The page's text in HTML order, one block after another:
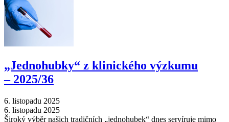
„Jednohubky“ z klinického výzkumu
–⁠ 2025/36
6. listopadu 2025
6. listopadu 2025
Široký výběr našich tradičních „jednohubek“ dnes servíruje mimo